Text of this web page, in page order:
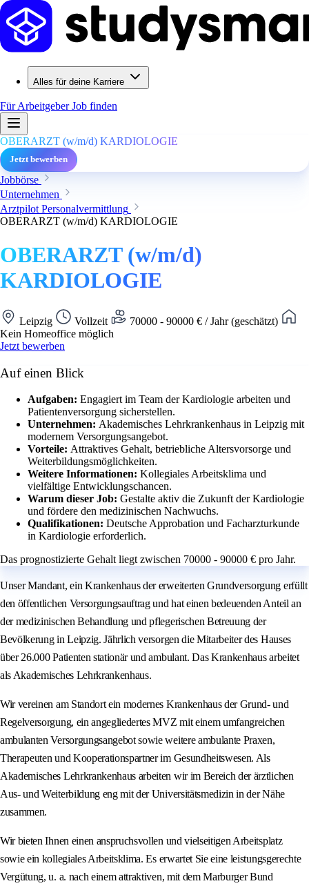
Alles für deine Karriere
Für ArbeitgeberJob finden
OBERARZT (w/m/d) KARDIOLOGIE
Jetzt bewerben
Jobbörse
Unternehmen
Arztpilot Personalvermittlung
OBERARZT (w/m/d) KARDIOLOGIE
OBERARZT (w/m/d)
KARDIOLOGIE
Leipzig Vollzeit
70000 - 90000 € / Jahr (geschätzt)
Kein Homeoffice möglich
Jetzt bewerben
Auf einen Blick
Aufgaben: Engagiert im Team der Kardiologie arbeiten und
Patientenversorgung sicherstellen.
Unternehmen: Akademisches Lehrkrankenhaus in Leipzig mit
modernem Versorgungsangebot.
Vorteile: Attraktives Gehalt, betriebliche Altersvorsorge und
Weiterbildungsmöglichkeiten.
Weitere Informationen: Kollegiales Arbeitsklima und
vielfältige Entwicklungschancen.
Warum dieser Job: Gestalte aktiv die Zukunft der Kardiologie
und fördere den medizinischen Nachwuchs.
Qualifikationen: Deutsche Approbation und Facharzturkunde
in Kardiologie erforderlich.
Das prognostizierte Gehalt liegt zwischen 70000 - 90000 € pro Jahr.
Unser Mandant, ein Krankenhaus der erweiterten Grundversorgung erfüllt
den öffentlichen Versorgungsauftrag und hat einen bedeuenden Anteil an
der medizinischen Behandlung und pflegerischen Betreuung der
Bevölkerung in Leipzig. Jährlich versorgen die Mitarbeiter des Hauses
über 26.000 Patienten stationär und ambulant. Das Krankenhaus arbeitet
als Akademisches Lehrkrankenhaus.
Wir vereinen am Standort ein modernes Krankenhaus der Grund- und
Regelversorgung, ein angegliedertes MVZ mit einem umfangreichen
ambulanten Versorgungsangebot sowie weitere ambulante Praxen,
Therapeuten und Kooperationspartner im Gesundheitswesen. Als
Akademisches Lehrkrankenhaus arbeiten wir im Bereich der ärztlichen
Aus- und Weiterbildung eng mit der Universitätsmedizin in der Nähe
zusammen.
Wir bieten Ihnen einen anspruchsvollen und vielseitigen Arbeitsplatz
sowie ein kollegiales Arbeitsklima. Es erwartet Sie eine leistungsgerechte
Vergütung, u. a. nach einem attraktiven, mit dem Marburger Bund